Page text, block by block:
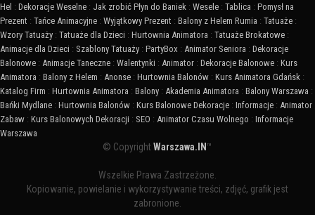
Hel : Dekoracje Weselne : Jak zrobić Płyn do Baniek : Wesele : Tablica : Pomysł na
Prezent : Tańce Animacyjne : Wyjątkowy Prezent : Balony z Helem Rumia : Tatuaże :
Wzory Tatuaży : Tatuaże dla Dzieci : Hurtownia Animatora : Tatuaże Brokatowe :
Animacje dla Dzieci : Szablony Tatuaży : PartyBox : Animator Seniora : Dekoracje
Balonowe : Animacje Taneczne : Walentynki : Animator : Dekoracje Balonowe : Kurs
Animatora : Balony z Helem : Anonse : Hurtownia Balonów : Kurs Animatora Gdańsk :
Katalog Firm : Hurtownia Animatora : Balony : Akademia Animatora : Balony Warszawa :
Bańki Mydlane : Hurtownia Balonów : Kurs Balonowe Dekoracje : Informacje : Animator
Zabaw : Kurs Balonowych Dekoracji : SEO : Animator Czasu Wolnego : Informacje
Warszawa
© CopyrightWarszawa.IN ™
Wszelkie Prawa Zastrzeżone.
Kopiowanie, powielanie i wykorzystywanie treści, zdjęć, grafik jest
zabronione.